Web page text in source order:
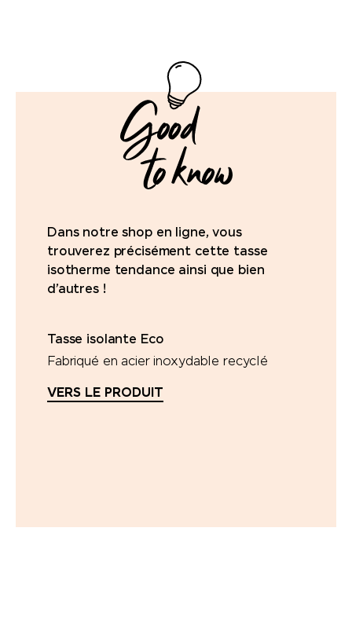
Dans notre shop en ligne, vous
trouverez précisément cette tasse
isotherme tendance ainsi que bien
d’autres !
Tasse isolante Eco
Fabriqué en acier inoxydable recyclé
VERS LE PRODUIT